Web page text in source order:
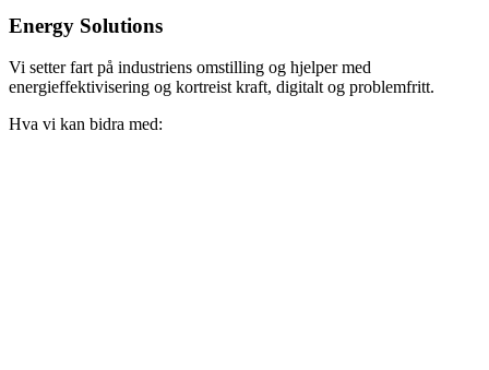
Energy Solutions
Vi setter fart på industriens omstilling og hjelper med
energieffektivisering og kortreist kraft, digitalt og problemfritt.
Hva vi kan bidra med: